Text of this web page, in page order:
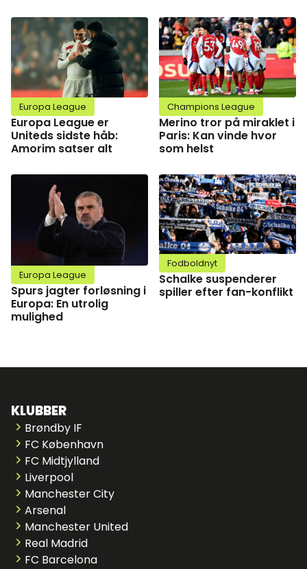
Europa League
Europa League er
Uniteds sidste håb:
Amorim satser alt
Champions League
Merino tror på miraklet i
Paris: Kan vinde hvor
som helst
Europa League
Spurs jagter forløsning i
Europa: En utrolig
mulighed
Fodboldnyt
Schalke suspenderer
spiller efter fan-konflikt
KLUBBER
Brøndby IF
FC København
FC Midtjylland
Liverpool
Manchester City
Arsenal
Manchester United
Real Madrid
FC Barcelona